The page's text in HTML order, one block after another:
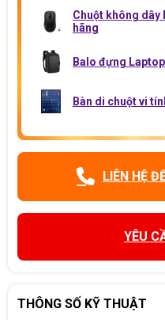
Chuột không dây
hãng
Balo đựng
Bàn di chuột vi
LIÊN HỆ
YÊU
THÔNG SỐ KỸ THUẬT